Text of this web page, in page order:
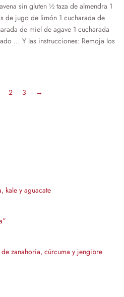
sin gluten ½ taza de almendra 1
de jugo de limón 1 cucharada de
de miel de agave 1 cucharada
… Y las instrucciones: Remoja los
2 3 →
kale y aguacate
zanahoria, cúrcuma y jengibre